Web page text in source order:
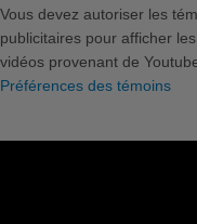
vidéos provenant de Youtube.
Préférences des témoins